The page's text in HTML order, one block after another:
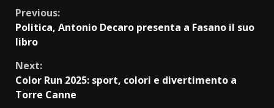
Continue
Reading
Previous:
Politica, Antonio Decaro presenta a Fasano il suo
libro
Next:
Color Run 2025: sport, colori e divertimento a
Torre Canne